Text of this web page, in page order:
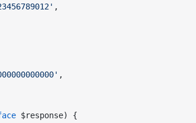
,
,
$response) {